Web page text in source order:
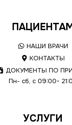
НАШИ ВРАЧИ
КОНТАКТЫ
ДОКУМЕНТЫ ПО
Пн- сб, с 09:00-
УСЛУГИ